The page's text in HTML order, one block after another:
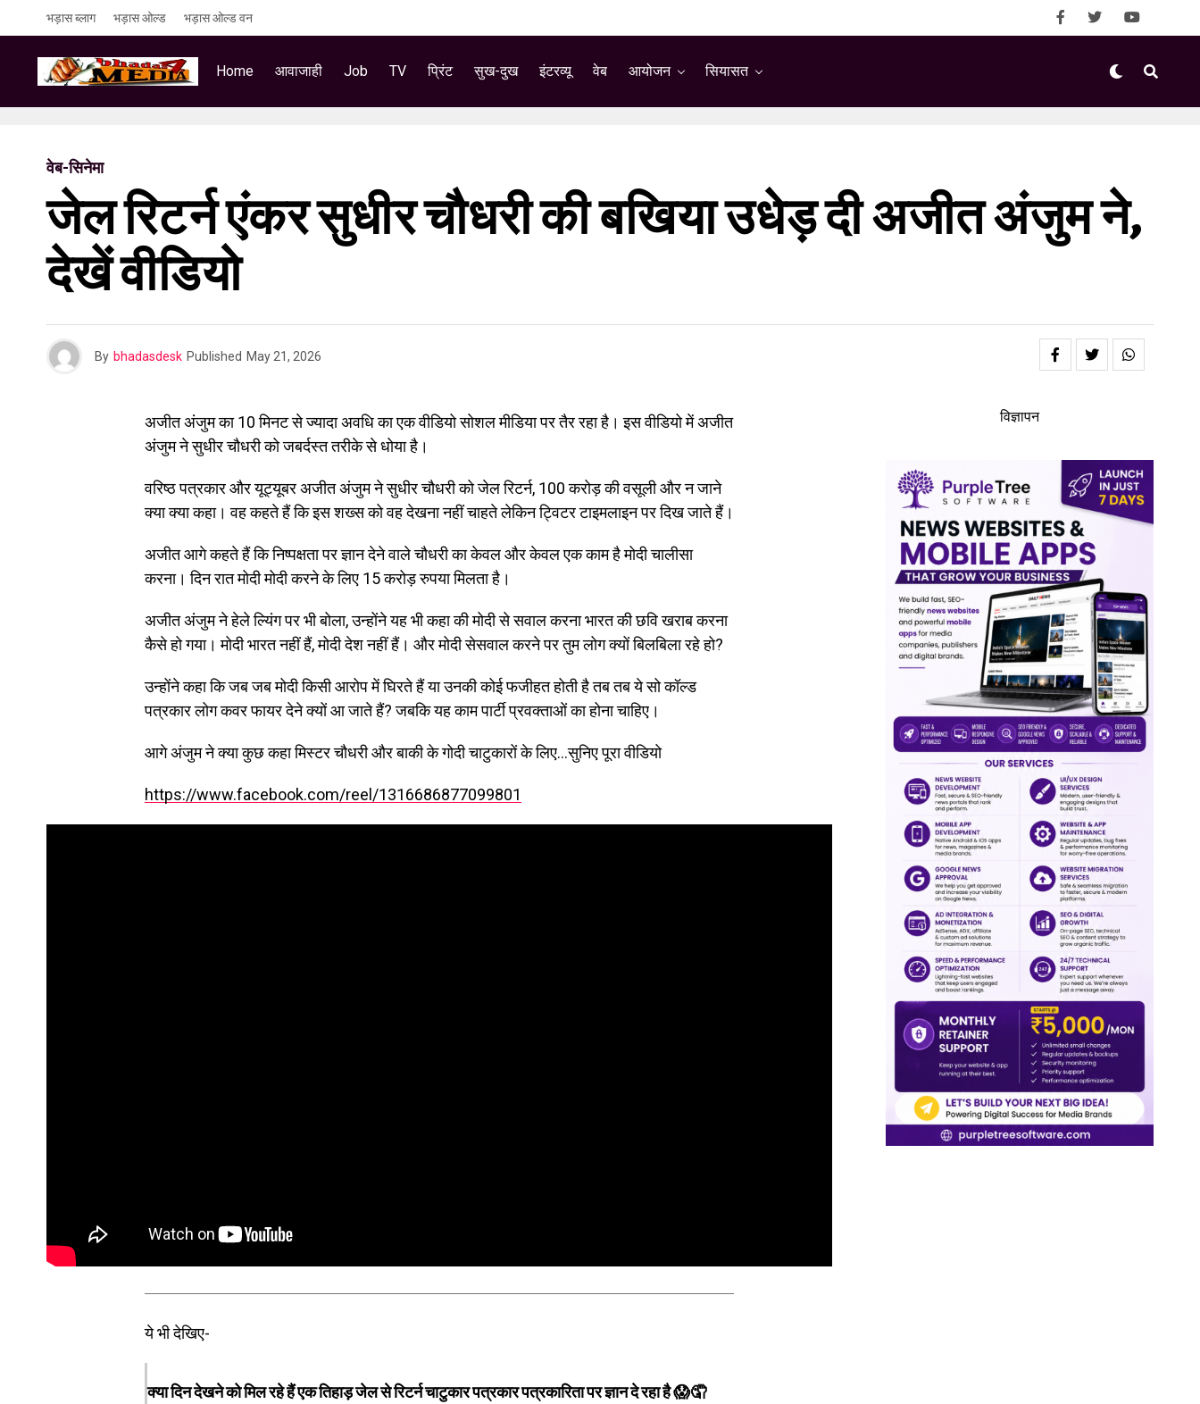
भड़ास ब्लाग भड़ास ओल्ड भड़ास ओल्ड वन
Home आवाजाही Job TV प्रिंट सुख-दुख इंटरव्यू वेब आयोजन सियासत
वेब-सिनेमा
जेल रिटर्न एंकर सुधीर चौधरी की बखिया उधेड़ दी अजीत अंजुम ने,
देखें वीडियो
By bhadasdesk Published May 21, 2026
अजीत अंजुम का 10 मिनट से ज्यादा अवधि का एक वीडियो सोशल मीडिया पर तैर रहा है। इस वीडियो में अजीत
अंजुम ने सुधीर चौधरी को जबर्दस्त तरीके से धोया है।
वरिष्ठ पत्रकार और यूट्यूबर अजीत अंजुम ने सुधीर चौधरी को जेल रिटर्न, 100 करोड़ की वसूली और न जाने
क्या क्या कहा। वह कहते हैं कि इस शख्स को वह देखना नहीं चाहते लेकिन ट्विटर टाइमलाइन पर दिख जाते हैं।
अजीत आगे कहते हैं कि निष्पक्षता पर ज्ञान देने वाले चौधरी का केवल और केवल एक काम है मोदी चालीसा
करना। दिन रात मोदी मोदी करने के लिए 15 करोड़ रुपया मिलता है।
अजीत अंजुम ने हेले ल्यिंग पर भी बोला, उन्होंने यह भी कहा की मोदी से सवाल करना भारत की छवि खराब करना
कैसे हो गया। मोदी भारत नहीं हैं, मोदी देश नहीं हैं। और मोदी सेसवाल करने पर तुम लोग क्यों बिलबिला रहे हो?
उन्होंने कहा कि जब जब मोदी किसी आरोप में घिरते हैं या उनकी कोई फजीहत होती है तब तब ये सो कॉल्ड
पत्रकार लोग कवर फायर देने क्यों आ जाते हैं? जबकि यह काम पार्टी प्रवक्ताओं का होना चाहिए।
आगे अंजुम ने क्या कुछ कहा मिस्टर चौधरी और बाकी के गोदी चाटुकारों के लिए…सुनिए पूरा वीडियो
https://www.facebook.com/reel/1316686877099801
ये भी देखिए-
क्या दिन देखने को मिल रहे हैं एक तिहाड़ जेल से रिटर्न चाटुकार पत्रकार पत्रकारिता पर ज्ञान दे रहा है 😱🤦
विज्ञापन